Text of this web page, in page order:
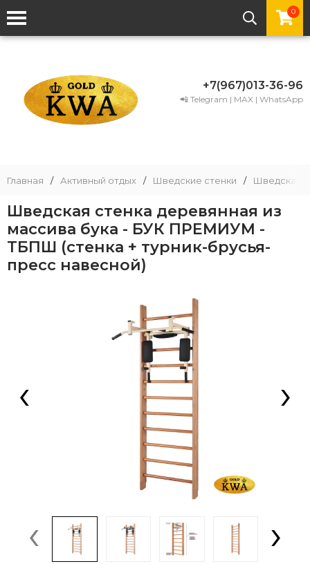
0
+7(967)013-36-96
📲 Telegram | MAX | WhatsApp
Главная / Активный отдых / Шведские стенки / Шведская
Шведская стенка деревянная из
массива бука - БУК ПРЕМИУМ -
ТБПШ (стенка + турник-брусья-
пресс навесной)
‹ ›
‹ ›